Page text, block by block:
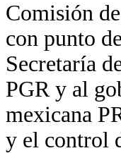
Comisión
con punto
Secretaría
PGR y al
mexicana
y el control